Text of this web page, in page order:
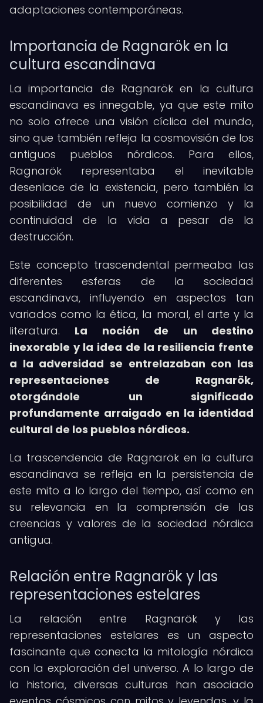
adaptaciones contemporáneas.
Importancia de Ragnarök en la
cultura escandinava
La importancia de Ragnarök en la cultura
escandinava es innegable, ya que este mito
no solo ofrece una visión cíclica del mundo,
sino que también refleja la cosmovisión de los
antiguos pueblos nórdicos. Para ellos,
Ragnarök representaba el inevitable
desenlace de la existencia, pero también la
posibilidad de un nuevo comienzo y la
continuidad de la vida a pesar de la
destrucción.
Este concepto trascendental permeaba las
diferentes esferas de la sociedad
escandinava, influyendo en aspectos tan
variados como la ética, la moral, el arte y la
literatura. La noción de un destino
inexorable y la idea de la resiliencia frente
a la adversidad se entrelazaban con las
representaciones de Ragnarök,
otorgándole un significado
profundamente arraigado en la identidad
cultural de los pueblos nórdicos.
La trascendencia de Ragnarök en la cultura
escandinava se refleja en la persistencia de
este mito a lo largo del tiempo, así como en
su relevancia en la comprensión de las
creencias y valores de la sociedad nórdica
antigua.
Relación entre Ragnarök y las
representaciones estelares
La relación entre Ragnarök y las
representaciones estelares es un aspecto
fascinante que conecta la mitología nórdica
con la exploración del universo. A lo largo de
la historia, diversas culturas han asociado